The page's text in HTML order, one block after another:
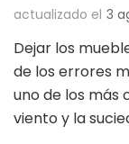
actualizado el 3
Dejar los
de los errores
uno de los más
viento y la